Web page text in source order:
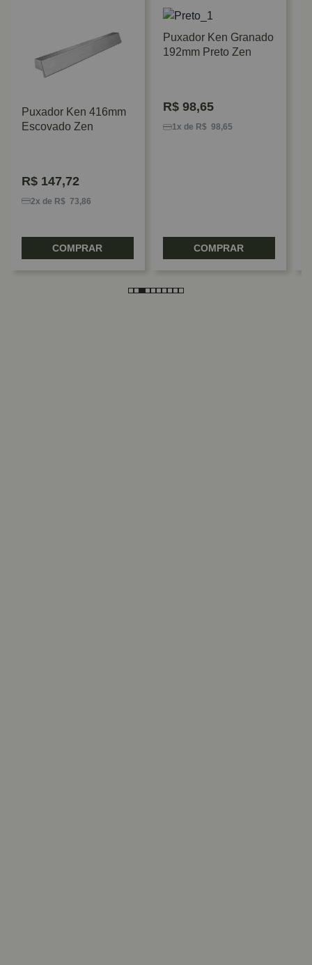
Puxador Ken 416mm
Escovado Zen
R$ 147,72
2x de R$ 73,86
COMPRAR
Puxador Ken Granado
192mm Preto Zen
R$ 98,65
1x de R$ 98,65
COMPRAR